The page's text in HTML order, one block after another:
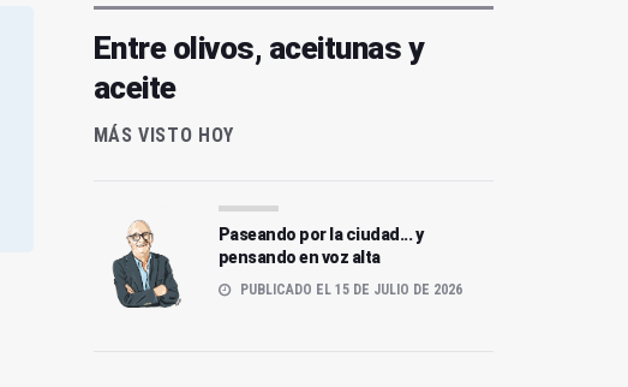
Entre olivos, aceitunas y
aceite
MÁS VISTO HOY
Paseando por la ciudad... y
pensando en voz alta
PUBLICADO EL 15 DE JULIO DE 2026